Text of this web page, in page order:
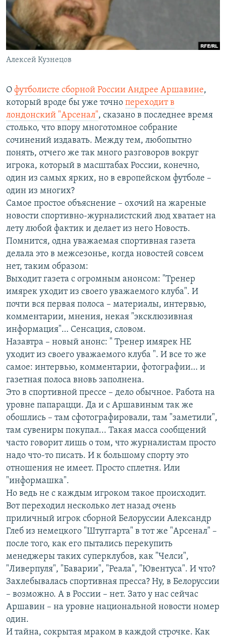
РАСПИСАНИЕ ВЕЩАНИЯ
ПОДПИШИТЕСЬ НА РАССЫЛКУ
Все сайты РСЕ/РС
Алексей Кузнецов
О футболисте сборной России Андрее Аршавине,
который вроде бы уже точно переходит в
лондонский "Арсенал", сказано в последнее время
столько, что впору многотомное собрание
сочинений издавать. Между тем, любопытно
понять, отчего же так много разговоров вокруг
игрока, который в масштабах России, конечно,
один из самых ярких, но в европейском футболе –
один из многих?
Самое простое объяснение – охочий на жареные
новости спортивно-журналистский люд хватает на
лету любой фактик и делает из него Новость.
Помнится, одна уважаемая спортивная газета
делала это в межсезонье, когда новостей совсем
нет, таким образом:
Выходит газета с огромным анонсом: "Тренер
имярек уходит из своего уважаемого клуба". И
почти вся первая полоса – материалы, интервью,
комментарии, мнения, некая "эксклюзивная
информация"… Сенсация, словом.
Назавтра – новый анонс: " Тренер имярек НЕ
уходит из своего уважаемого клуба ". И все то же
самое: интервью, комментарии, фотографии… и
газетная полоса вновь заполнена.
Это в спортивной прессе – дело обычное. Работа на
уровне папарацци. Да и с Аршавиным так же
обошлись – там сфотографировали, там "заметили",
там сувениры покупал... Такая масса сообщений
часто говорит лишь о том, что журналистам просто
надо что-то писать. И к большому спорту это
отношения не имеет. Просто сплетня. Или
"информашка".
Но ведь не с каждым игроком такое происходит.
Вот переходил несколько лет назад очень
приличный игрок сборной Белоруссии Александр
Глеб из немецкого "Штутгарта" в тот же "Арсенал" –
после того, как его пытались перекупить
менеджеры таких суперклубов, как "Челси",
"Ливерпуля", "Баварии", "Реала", "Ювентуса". И что?
Захлебывалась спортивная пресса? Ну, в Белоруссии
– возможно. А в России – нет. Зато у нас сейчас
Аршавин – на уровне национальной новости номер
один.
И тайна, сокрытая мраком в каждой строчке. Как